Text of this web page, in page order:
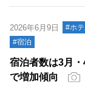
2026年6月9日 #ホ
#宿泊
宿泊者数は3月
で増加傾向